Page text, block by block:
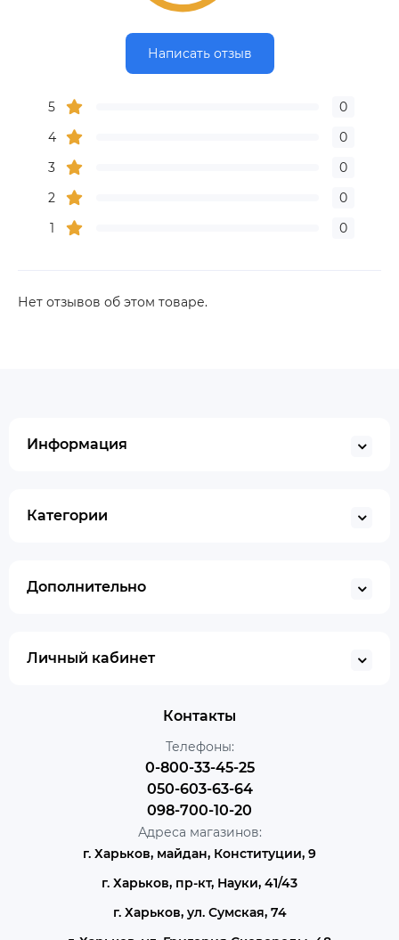
Написать отзыв
5
0
4
0
3
0
2
0
1
0
Нет отзывов об этом товаре.
Информация
Категории
Дополнительно
Личный кабинет
Контакты
Телефоны:
0-800-33-45-25
050-603-63-64
098-700-10-20
Адреса магазинов:
г. Харьков, майдан, Конституции, 9
г. Харьков, пр-кт, Науки, 41/43
г. Харьков, ул. Сумская, 74